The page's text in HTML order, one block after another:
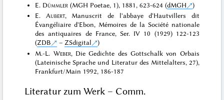
E. Dümmler (MGH Poetae, 1), 1881, 623-624 (dMGH
)
E. Aubert, Manuscrit de l'abbaye d'Hautvillers dit
Évangéliaire d'Ebon, Mémoires de la Société nationale
des antiquaires de France, Ser. IV 10 (1929) 122-123
(ZDB –ZSdigital
)
M.-L. Weber, Die Gedichte des Gottschalk von Orbais
(Lateinische Sprache und Literatur des Mittelalters, 27),
Frankfurt/Main 1992, 186-187
Literatur zum Werk – Comm.